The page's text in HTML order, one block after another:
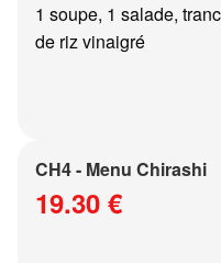
1 soupe, 1 salade,
de riz vinaigré
CH4 - Menu Chirashi
19.30 €